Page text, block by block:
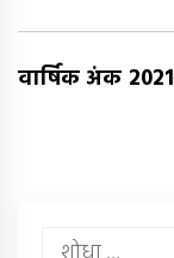
वार्षिक अंक 2021
यांचा